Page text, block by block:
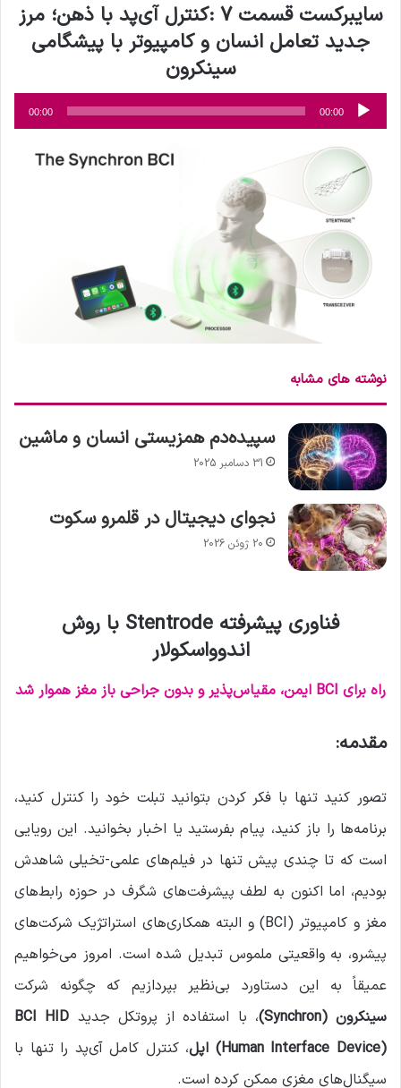
سایبرکست قسمت 7 :
کنترل آی‌پد با ذهن؛ مرز
جدید تعامل انسان و کامپیوتر با پیشگامی
سینکرون
پخش‌کننده
00:00
00:00
نوشته های مشابه
سپیده‌دم همزیستی انسان و ماشین
31 دسامبر 2025
نجوای دیجیتال در قلمرو سکوت
20 ژوئن 2026
فناوری پیشرفته Stentrode با روش
اندوواسکولار
راه برای BCI ایمن، مقیاس‌پذیر و بدون جراحی باز مغز هموار شد
مقدمه:
تصور کنید تنها با فکر کردن بتوانید تبلت خود را کنترل کنید،
برنامه‌ها را باز کنید، پیام بفرستید یا اخبار بخوانید. این رویایی
است که تا چندی پیش تنها در فیلم‌های علمی-تخیلی شاهدش
بودیم، اما اکنون به لطف پیشرفت‌های شگرف در حوزه رابط‌های
مغز و کامپیوتر (BCI) و البته همکاری‌های استراتژیک شرکت‌های
پیشرو، به واقعیتی ملموس تبدیل شده است. امروز می‌خواهیم
عمیقاً به این دستاورد بی‌نظیر بپردازیم که چگونه شرکت
سینکرون (Synchron) ، با استفاده از پروتکل جدید BCI HID
(Human Interface Device) اپل، کنترل کامل آی‌پد را تنها با
سیگنال‌های مغزی ممکن کرده است.